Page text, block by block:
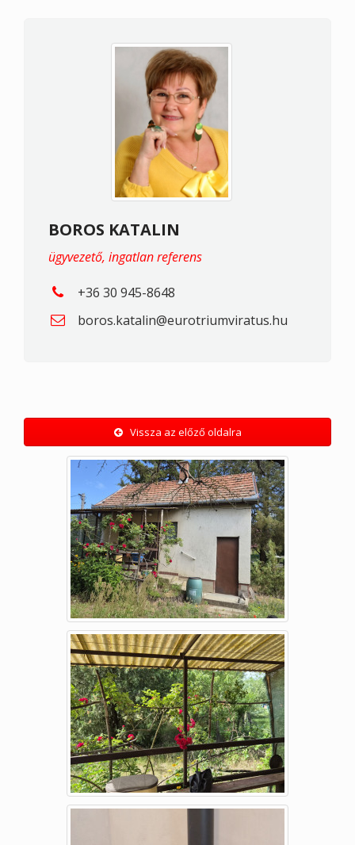
BOROS KATALIN
ügyvezető, ingatlan referens
+36 30 945-8648
boros.katalin@eurotriumviratus.hu
Vissza az előző oldalra